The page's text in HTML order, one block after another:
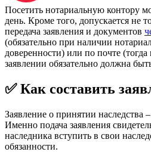
Посетить нотариальную контору
день. Кроме того, допускается не
передача заявления и документов
(обязательно при наличии
доверенности) или по почте
заявлении обязательно должна
✅ Как составить
Заявление о принятии наследства
Именно подача заявления
наследника вступить в свои
обязанности.